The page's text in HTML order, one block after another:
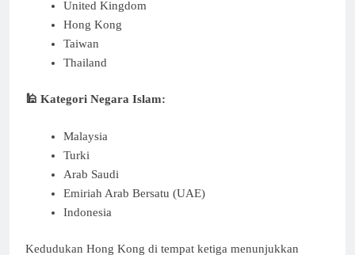
United Kingdom
Hong Kong
Taiwan
Thailand
🕌 Kategori Negara Islam:
Malaysia
Turki
Arab Saudi
Emiriah Arab Bersatu (UAE)
Indonesia
Kedudukan Hong Kong di tempat ketiga menunjukkan